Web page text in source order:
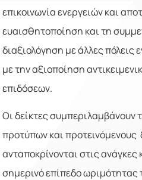
επικοινωνία ενεργειών και
ευαισθητοποίηση και τη
διαξιολόγηση με άλλες πόλεις
με την αξιοποίηση
επιδόσεων.
Οι δείκτες συμπεριλαμβάνουν
προτύπων και προτεινόμενους
ανταποκρίνονται στις ανάγκες
σημερινό επίπεδο